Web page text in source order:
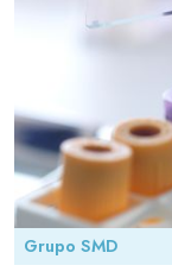
Grupo SMD